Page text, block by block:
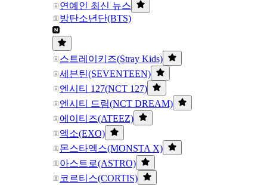
연예인 최신 뉴스
방탄소년단(BTS)
스트레이키즈(Stray Kids)
세븐틴(SEVENTEEN)
엔시티 127(NCT 127)
엔시티 드림(NCT DREAM)
에이티즈(ATEEZ)
엑소(EXO)
몬스타엑스(MONSTA X)
아스트로(ASTRO)
코르티스(CORTIS)